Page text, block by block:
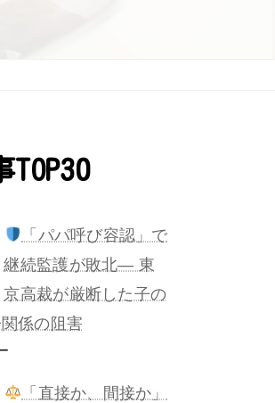
「パパ呼び容認」で
継続監護が敗北— 東
京高裁が厳断した子の
係の阻害
「直接か、間接か」